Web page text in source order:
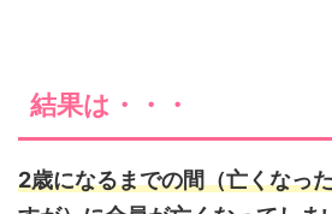
結果は・・・
2歳になるまでの間（亡くなっ